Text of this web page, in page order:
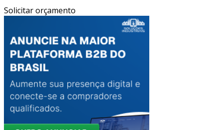
Solicitar orçamento